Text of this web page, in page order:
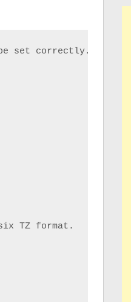
set correctly.
TZ format.